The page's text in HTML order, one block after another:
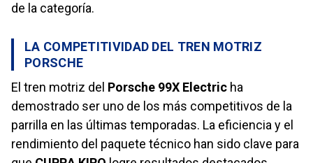
de la categoría.
LA COMPETITIVIDAD DEL TREN MOTRIZ
PORSCHE
El tren motriz del Porsche 99X Electric ha
demostrado ser uno de los más competitivos de la
parrilla en las últimas temporadas. La eficiencia y el
rendimiento del paquete técnico han sido clave para